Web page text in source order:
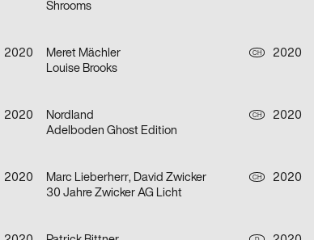
Shrooms
2020
Meret Mächler CH
2020
Louise Brooks
2020
Nordland CH
2020
Adelboden Ghost Edition
2020
Marc Lieberherr, David Zwicker CH
2020
30 Jahre Zwicker AG Licht